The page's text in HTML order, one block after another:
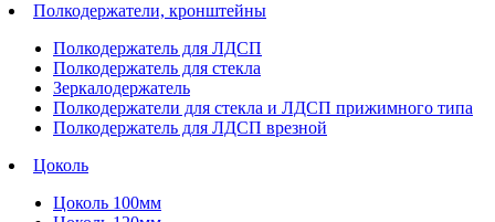
Полкодержатели, кронштейны
Полкодержатель для ЛДСП
Полкодержатель для стекла
Зеркалодержатель
Полкодержатели для стекла и ЛДСП прижимного типа
Полкодержатель для ЛДСП врезной
Цоколь
Цоколь 100мм